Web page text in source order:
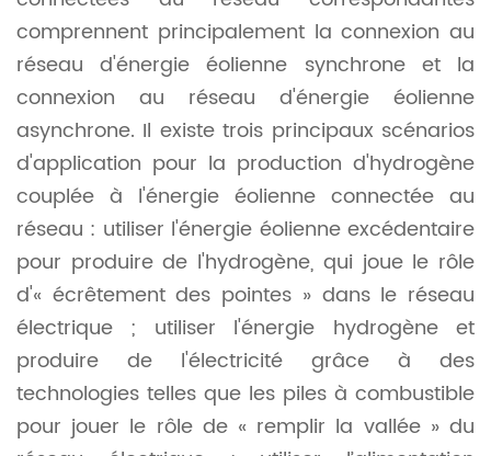
comprennent principalement la connexion au
réseau d'énergie éolienne synchrone et la
connexion au réseau d'énergie éolienne
asynchrone. Il existe trois principaux scénarios
d'application pour la production d'hydrogène
couplée à l'énergie éolienne connectée au
réseau : utiliser l'énergie éolienne excédentaire
pour produire de l'hydrogène, qui joue le rôle
d'« écrêtement des pointes » dans le réseau
électrique ; utiliser l'énergie hydrogène et
produire de l'électricité grâce à des
technologies telles que les piles à combustible
pour jouer le rôle de « remplir la vallée » du